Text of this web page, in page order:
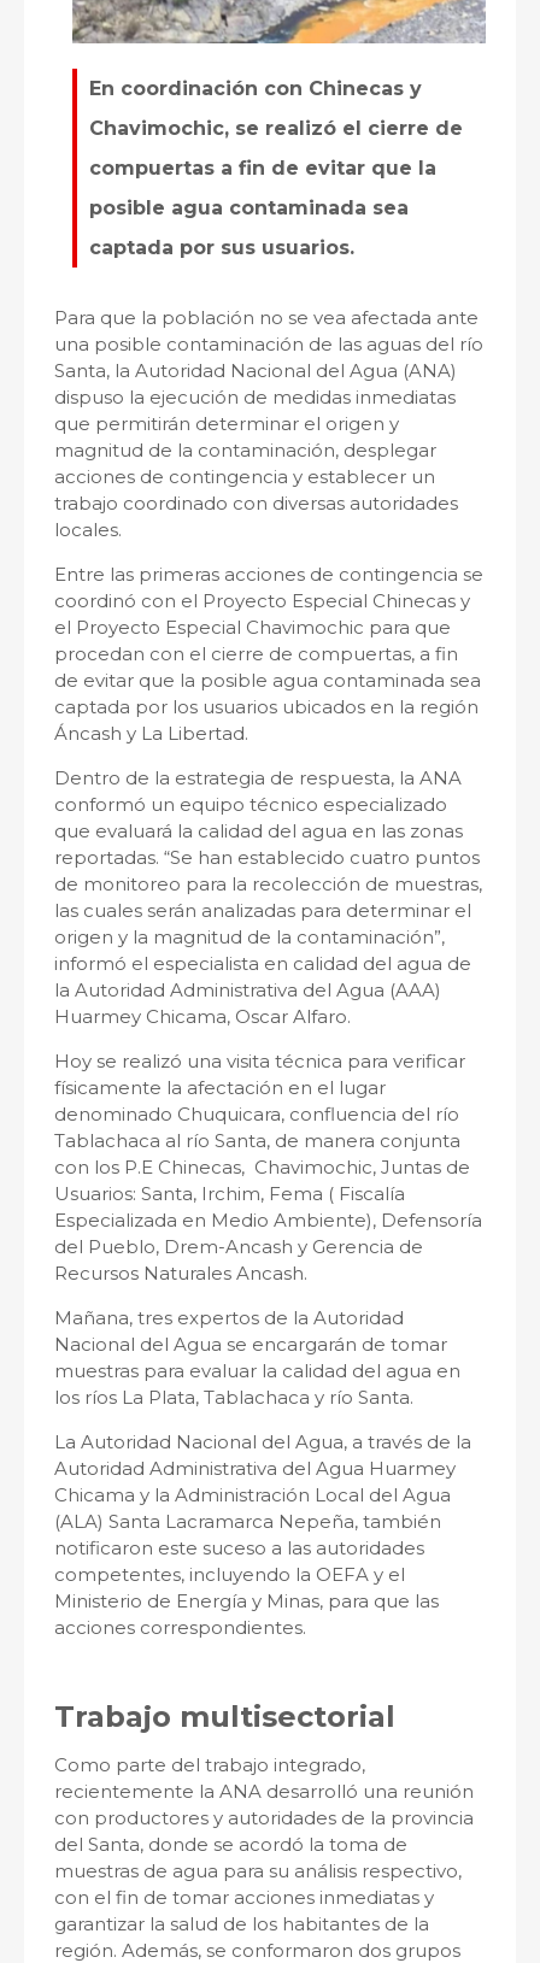
En coordinación con Chinecas y
Chavimochic, se realizó el cierre de
compuertas a fin de evitar que la
posible agua contaminada sea
captada por sus usuarios.
Para que la población no se vea afectada ante
una posible contaminación de las aguas del río
Santa, la Autoridad Nacional del Agua (ANA)
dispuso la ejecución de medidas inmediatas
que permitirán determinar el origen y
magnitud de la contaminación, desplegar
acciones de contingencia y establecer un
trabajo coordinado con diversas autoridades
locales.
Entre las primeras acciones de contingencia se
coordinó con el Proyecto Especial Chinecas y
el Proyecto Especial Chavimochic para que
procedan con el cierre de compuertas, a fin
de evitar que la posible agua contaminada sea
captada por los usuarios ubicados en la región
Áncash y La Libertad.
Dentro de la estrategia de respuesta, la ANA
conformó un equipo técnico especializado
que evaluará la calidad del agua en las zonas
reportadas. “Se han establecido cuatro puntos
de monitoreo para la recolección de muestras,
las cuales serán analizadas para determinar el
origen y la magnitud de la contaminación”,
informó el especialista en calidad del agua de
la Autoridad Administrativa del Agua (AAA)
Huarmey Chicama, Oscar Alfaro.
Hoy se realizó una visita técnica para verificar
físicamente la afectación en el lugar
denominado Chuquicara, confluencia del río
Tablachaca al río Santa, de manera conjunta
con los P.E Chinecas, Chavimochic, Juntas de
Usuarios: Santa, Irchim, Fema ( Fiscalía
Especializada en Medio Ambiente), Defensoría
del Pueblo, Drem-Ancash y Gerencia de
Recursos Naturales Ancash.
Mañana, tres expertos de la Autoridad
Nacional del Agua se encargarán de tomar
muestras para evaluar la calidad del agua en
los ríos La Plata, Tablachaca y río Santa.
La Autoridad Nacional del Agua, a través de la
Autoridad Administrativa del Agua Huarmey
Chicama y la Administración Local del Agua
(ALA) Santa Lacramarca Nepeña, también
notificaron este suceso a las autoridades
competentes, incluyendo la OEFA y el
Ministerio de Energía y Minas, para que las
acciones correspondientes.
Trabajo multisectorial
Como parte del trabajo integrado,
recientemente la ANA desarrolló una reunión
con productores y autoridades de la provincia
del Santa, donde se acordó la toma de
muestras de agua para su análisis respectivo,
con el fin de tomar acciones inmediatas y
garantizar la salud de los habitantes de la
región. Además, se conformaron dos grupos